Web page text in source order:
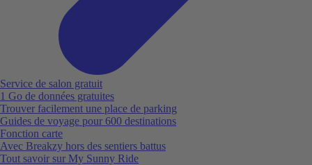
Service de salon gratuit
1 Go de données gratuites
Trouver facilement une place de parking
Guides de voyage pour 600 destinations
Fonction carte
Avec Breakzy hors des sentiers battus
Tout savoir sur My Sunny Ride